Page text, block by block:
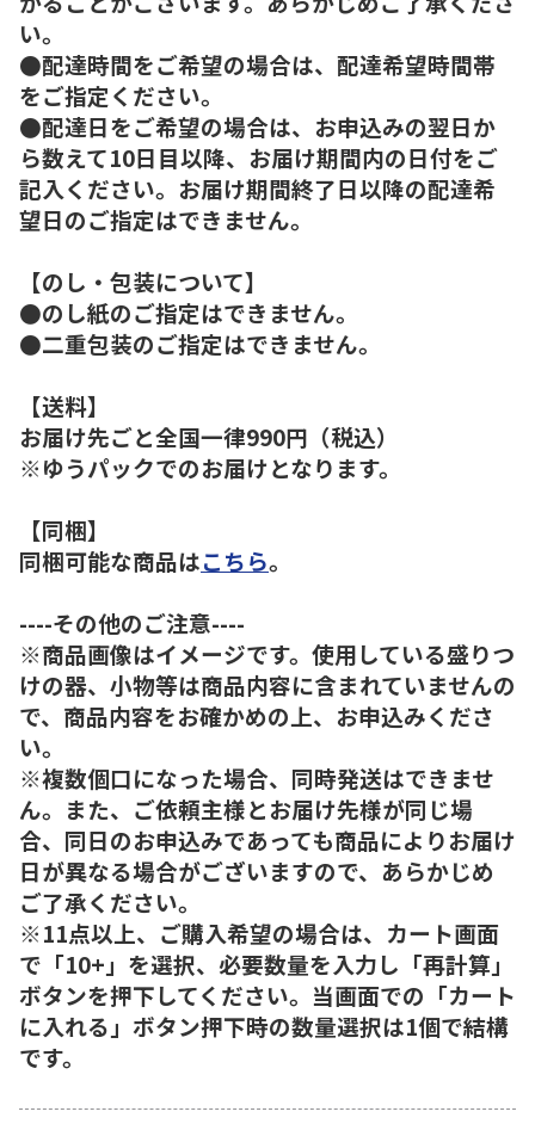
い。
●配達時間をご希望の場合は、配達希望時間帯
をご指定ください。
●配達日をご希望の場合は、お申込みの翌日か
ら数えて10日目以降、お届け期間内の日付をご
記入ください。お届け期間終了日以降の配達希
望日のご指定はできません。
【のし・包装について】
●のし紙のご指定はできません。
●二重包装のご指定はできません。
【送料】
お届け先ごと全国一律990円（税込）
※ゆうパックでのお届けとなります。
【同梱】
同梱可能な商品はこちら。
----その他のご注意----
※商品画像はイメージです。使用している盛りつ
けの器、小物等は商品内容に含まれていませんの
で、商品内容をお確かめの上、お申込みくださ
い。
※複数個口になった場合、同時発送はできませ
ん。また、ご依頼主様とお届け先様が同じ場
合、同日のお申込みであっても商品によりお届け
日が異なる場合がございますので、あらかじめ
ご了承ください。
※11点以上、ご購入希望の場合は、カート画面
で「10+」を選択、必要数量を入力し「再計算」
ボタンを押下してください。当画面での「カート
に入れる」ボタン押下時の数量選択は1個で結構
です。